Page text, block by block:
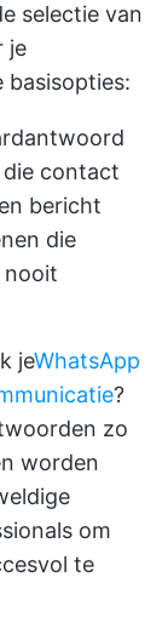
selectie van
je
basisopties:
contact
bericht
die
nooit
jeWhatsApp
?
zo
worden
om
te